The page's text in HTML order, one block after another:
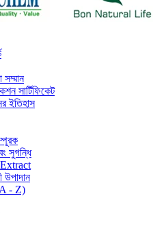
সার্টিফিকেট
ইতিহাস
সুগন্ধি
উপাদান
(A - Z)